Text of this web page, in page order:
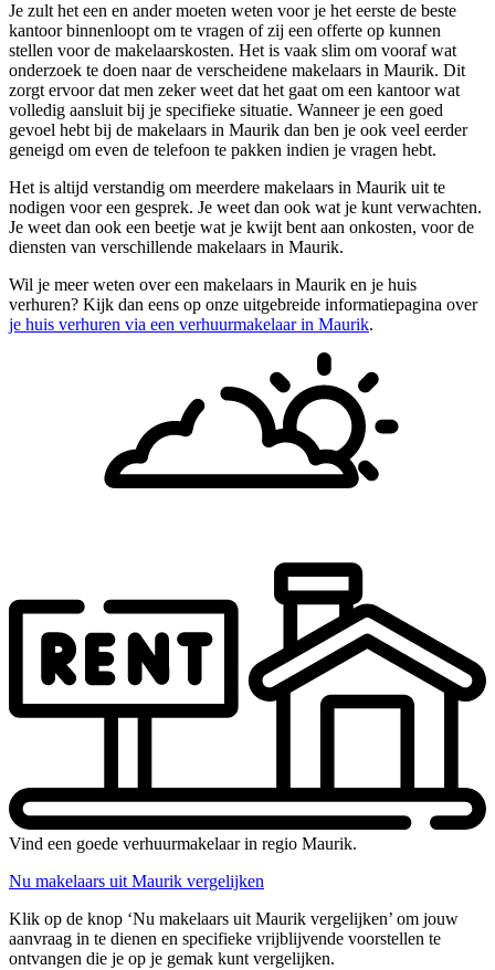
Je zult het een en ander moeten weten voor je het eerste de beste
kantoor binnenloopt om te vragen of zij een offerte op kunnen
stellen voor de makelaarskosten. Het is vaak slim om vooraf wat
onderzoek te doen naar de verscheidene makelaars in Maurik. Dit
zorgt ervoor dat men zeker weet dat het gaat om een kantoor wat
volledig aansluit bij je specifieke situatie. Wanneer je een goed
gevoel hebt bij de makelaars in Maurik dan ben je ook veel eerder
geneigd om even de telefoon te pakken indien je vragen hebt.
Het is altijd verstandig om meerdere makelaars in Maurik uit te
nodigen voor een gesprek. Je weet dan ook wat je kunt verwachten.
Je weet dan ook een beetje wat je kwijt bent aan onkosten, voor de
diensten van verschillende makelaars in Maurik.
Wil je meer weten over een makelaars in Maurik en je huis
verhuren? Kijk dan eens op onze uitgebreide informatiepagina over
je huis verhuren via een verhuurmakelaar in Maurik.
Vind een goede verhuurmakelaar in regio Maurik.
Nu makelaars uit Maurik vergelijken
Klik op de knop ‘Nu makelaars uit Maurik vergelijken’ om jouw
aanvraag in te dienen en specifieke vrijblijvende voorstellen te
ontvangen die je op je gemak kunt vergelijken.